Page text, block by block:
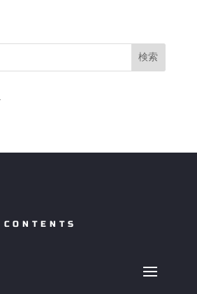
CONTENTS